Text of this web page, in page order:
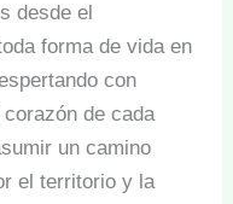
desde el
forma de vida en
con
de cada
un camino
el territorio y la